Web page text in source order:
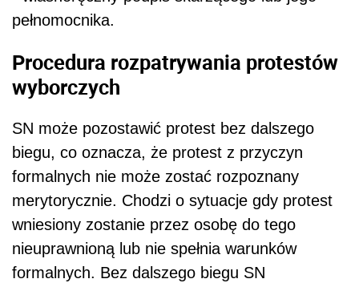
pełnomocnika.
Procedura rozpatrywania protestów
wyborczych
SN może pozostawić protest bez dalszego
biegu, co oznacza, że protest z przyczyn
formalnych nie może zostać rozpoznany
merytorycznie. Chodzi o sytuacje gdy protest
wniesiony zostanie przez osobę do tego
nieuprawnioną lub nie spełnia warunków
formalnych. Bez dalszego biegu SN